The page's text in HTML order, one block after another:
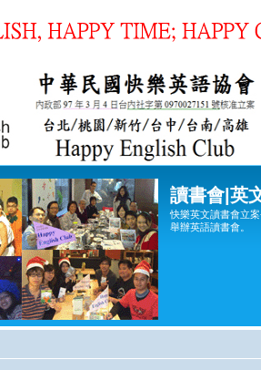
讀書會|英
快樂英文讀書會立
舉辦英語讀書會。